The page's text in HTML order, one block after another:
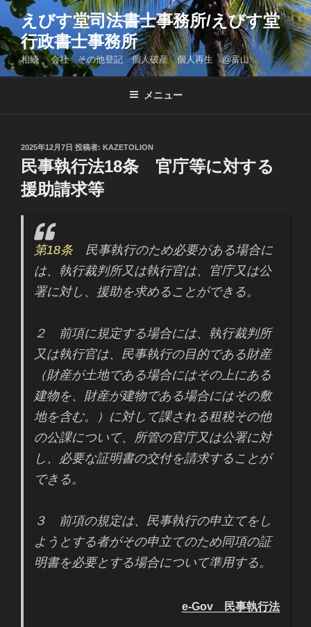
コ
ン
テ
ン
ツ
えびす堂司法書士事務所/えびす堂
行政書士事務所
相続 会社 その他登記 個人破産 個人再生 @富山
メニュー
投
稿
日:
2025年12月7日 投稿者: KAZETOLION
民事執行法18条 官庁等に対する
援助請求等
第18条民事執行のため必要がある場合に
は、執行裁判所又は執行官は、官庁又は公
署に対し、援助を求めることができる。
２ 前項に規定する場合には、執行裁判所
又は執行官は、民事執行の目的である財産
（財産が土地である場合にはその上にある
建物を、財産が建物である場合にはその敷
地を含む。）に対して課される租税その他
の公課について、所管の官庁又は公署に対
し、必要な証明書の交付を請求することが
できる。
３ 前項の規定は、民事執行の申立てをし
ようとする者がその申立てのため同項の証
明書を必要とする場合について準用する。
e-Gov 民事執行法